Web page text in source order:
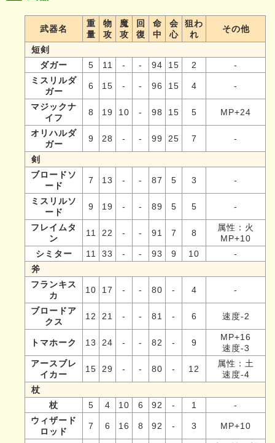
武器名
重
量
物
攻
魔
攻
回
復
命
中
会
心
狙わ
れ
その他
短剣
ダガー
5 11 - - 94 15 2
-
ミスリルダ
ガー
6 15 - - 96 15 4 -
マジックナ
イフ
8 19 10 - 98 15 5 MP+24
オリハルダ
ガー
9 28 - - 99 25 7 -
剣
ブロードソ
ード
7 13 - - 87 5 3 -
ミスリルソ
ード
9 19 - - 89 5 5 -
フレイムタ
ン
11 22 - - 91 7 8
属性：火
MP+10
シミター
11 33 - - 93 9 10
-
斧
フランキス
カ
10 17 - - 80 - 4 -
ブロードア
クス
12 21 - - 81 - 6 速度-2
トマホーク 13 24 - - 82 - 9
MP+16
速度-3
アースブレ
イカー
15 29 - - 80 - 12
属性：土
速度-4
杖
杖
5 4 10 6 92 - 1
-
ウィザード
ロッド
7 6 16 8 92 - 3 MP+10